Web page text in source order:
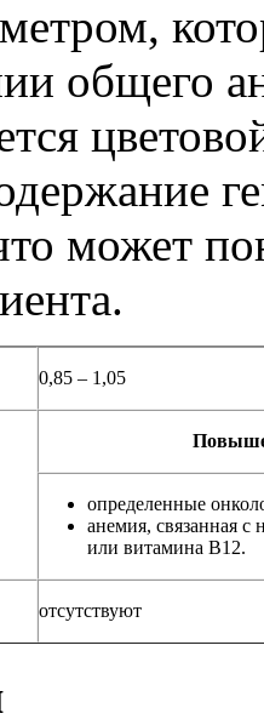
общего
может
0,85 – 1,05
определенные
анемия, связанная с
или витамина В12.
отсутствуют